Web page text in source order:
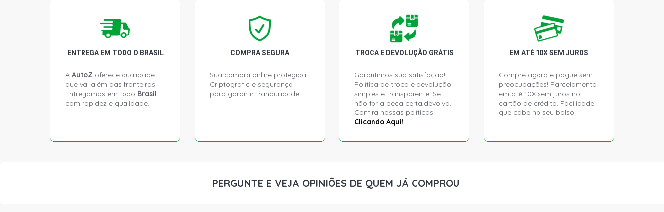
ENTREGA EM TODO O BRASIL
A AutoZ oferece qualidade
que vai além das fronteiras.
Entregamos em todo Brasil
com rapidez e qualidade.
COMPRA SEGURA
Sua compra online protegida.
Criptografia e segurança
para garantir tranquilidade.
TROCA E DEVOLUÇÃO GRÁTIS
Garantimos sua satisfação!
Política de troca e devolução
simples e transparente. Se
não for a peça certa,devolva.
Confira nossas políticas
Clicando Aqui!
EM ATÉ 10X SEM JUROS
Compre agora e pague sem
preocupações! Parcelamento
em até 10X sem juros no
cartão de crédito. Facilidade
que cabe no seu bolso.
PERGUNTE E VEJA OPINIÕES DE QUEM JÁ COMPROU